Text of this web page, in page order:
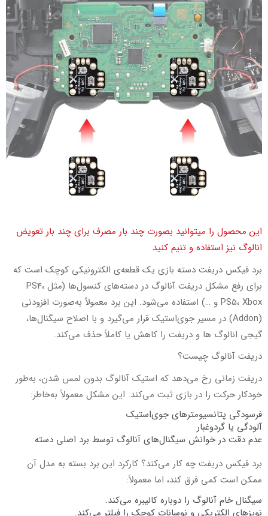
این محصول را میتوانید بصورت چند بار مصرف برای چند بار تعویض
انالوگ نیز استفاده و تنیم کنید
برد فیکس دریفت دسته‌ بازی یک قطعه‌ی الکترونیکی کوچک است که
برای رفع مشکل دریفت آنالوگ در دسته‌های کنسول‌ها (مثل PS4،
PS5، Xbox و …) استفاده می‌شود. این برد معمولاً به‌صورت افزودنی
(Addon) در مسیر جوی‌استیک قرار می‌گیرد و با اصلاح سیگنال‌ها،
گیجی انالوگ ها و دریفت را کاهش یا کاملاً حذف می‌کند.
دریفت آنالوگ چیست؟
دریفت زمانی رخ می‌دهد که استیک آنالوگ بدون لمس شدن، به‌طور
خودکار حرکت را در بازی ثبت می‌کند. این مشکل معمولاً به‌خاطر:
فرسودگی پتانسیومترهای جوی‌استیک
آلودگی یا گرد‌وغبار
عدم دقت در خوانش سیگنال‌های آنالوگ توسط برد اصلی دسته
برد فیکس دریفت چه کار می‌کند؟ کارکرد این برد بسته به مدل آن
ممکن است کمی فرق کند، اما معمولاً:
سیگنال خام آنالوگ را دوباره کالیبره می‌کند.
نویزهای الکتریکی و نوسانات کوچک را فیلتر می‌کند.